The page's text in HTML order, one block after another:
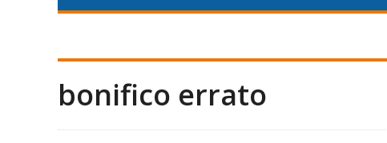
bonifico errato